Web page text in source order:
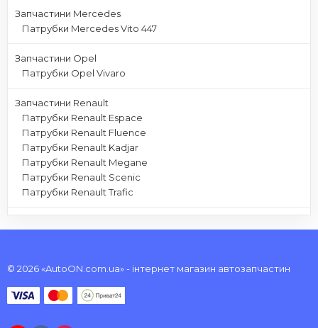
Запчастини Mercedes
Патрубки Mercedes Vito 447
Запчастини Opel
Патрубки Opel Vivaro
Запчастини Renault
Патрубки Renault Espace
Патрубки Renault Fluence
Патрубки Renault Kadjar
Патрубки Renault Megane
Патрубки Renault Scenic
Патрубки Renault Trafic
© 2026 «AutoON.com.ua» - інтернет магазин автозапчастин